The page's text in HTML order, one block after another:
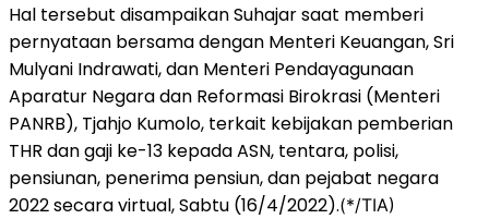
Hal tersebut disampaikan Suhajar saat memberi
pernyataan bersama dengan Menteri Keuangan, Sri
Mulyani Indrawati, dan Menteri Pendayagunaan
Aparatur Negara dan Reformasi Birokrasi (Menteri
PANRB), Tjahjo Kumolo, terkait kebijakan pemberian
THR dan gaji ke-13 kepada ASN, tentara, polisi,
pensiunan, penerima pensiun, dan pejabat negara
2022 secara virtual, Sabtu (16/4/2022).(*/TIA)